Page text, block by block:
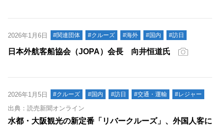
2026年1月6日 #関連団体 #クルーズ #海外 #国内 #訪日
日本外航客船協会（JOPA）会長 向井恒道氏
2026年1月5日 #クルーズ #国内 #訪日 #交通・運輸 #レジャー
出典：読売新聞オンライン
水都・大阪観光の新定番「リバークルーズ」、外国人客に